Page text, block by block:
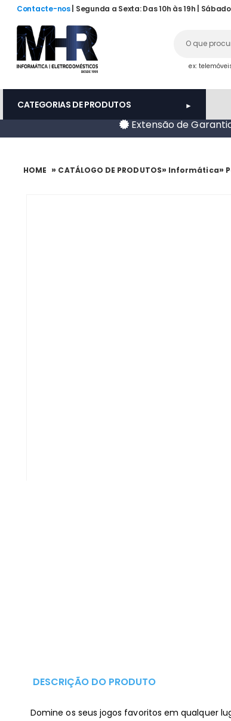
Contacte-nos | Segunda a Sexta: Das 10h às 19h |
ex:
CATEGORIAS DE PRODUTOS
Extensão de
HOME » CATÁLOGO DE PRODUTOS»Informática»
DESCRIÇÃO DO PRODUTO
Domine os seus jogos favoritos em qualquer